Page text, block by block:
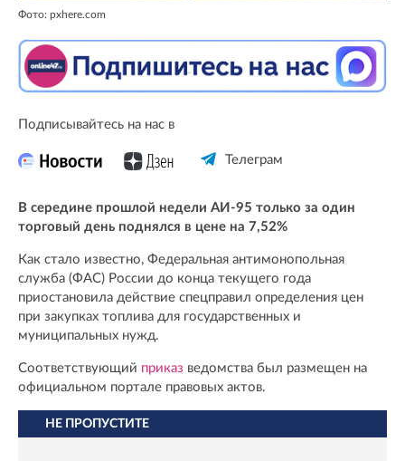
Фото: pxhere.com
Подписывайтесь на нас в
Телеграм
В середине прошлой недели АИ-95 только за один
торговый день поднялся в цене на 7,52%
Как стало известно, Федеральная антимонопольная
служба (ФАС) России до конца текущего года
приостановила действие спецправил определения цен
при закупках топлива для государственных и
муниципальных нужд.
Соответствующий приказ ведомства был размещен на
официальном портале правовых актов.
НЕ ПРОПУСТИТЕ